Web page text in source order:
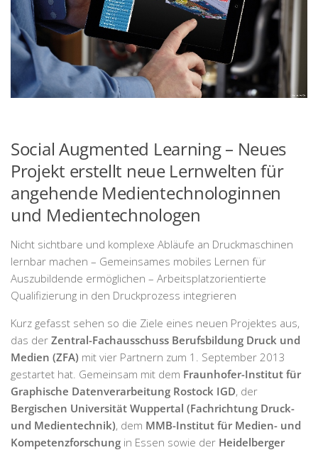
Social Augmented Learning – Neues
Projekt erstellt neue Lernwelten für
angehende Medientechnologinnen
und Medientechnologen
Nicht sichtbare und komplexe Abläufe an Druckmaschinen
lernbar machen – Gemeinsames mobiles Lernen für
Auszubildende ermöglichen – Arbeitsplatzorientierte
Qualifizierung in den Druckprozess integrieren
Kurz gefasst sehen so die Ziele eines neuen Projektes aus,
das der Zentral-Fachausschuss Berufsbildung Druck und
Medien (ZFA) mit vier Partnern zum 1. September 2013
gestartet hat. Gemeinsam mit dem Fraunhofer-Institut für
Graphische Datenverarbeitung Rostock IGD, der
Bergischen Universität Wuppertal (Fachrichtung Druck-
und Medientechnik), dem MMB-Institut für Medien- und
Kompetenzforschung in Essen sowie der Heidelberger